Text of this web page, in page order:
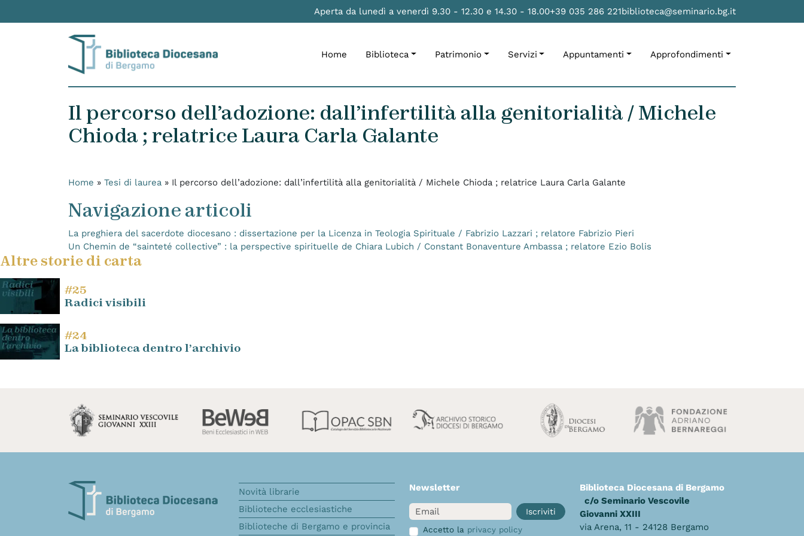
Aperta da lunedì a venerdì 9.30 - 12.30 e 14.30 - 18.00+39 035 286 221biblioteca@seminario.bg.it
Home Biblioteca Patrimonio Servizi Appuntamenti Approfondimenti
Il percorso dell’adozione: dall’infertilità alla genitorialità / Michele
Chioda ; relatrice Laura Carla Galante
Home » Tesi di laurea » Il percorso dell’adozione: dall’infertilità alla genitorialità / Michele Chioda ; relatrice Laura Carla Galante
Navigazione articoli
La preghiera del sacerdote diocesano : dissertazione per la Licenza in Teologia Spirituale / Fabrizio Lazzari ; relatore Fabrizio Pieri
Un Chemin de “sainteté collective” : la perspective spirituelle de Chiara Lubich / Constant Bonaventure Ambassa ; relatore Ezio Bolis
Altre storie di carta
#25
Radici visibili
#24
La biblioteca dentro l’archivio
Novità librarie
Biblioteche ecclesiastiche
Biblioteche di Bergamo e provincia
Newsletter
Email
Iscriviti
Accetto la privacy policy
Biblioteca Diocesana di Bergamo
c/o Seminario Vescovile
Giovanni XXIII
via Arena, 11 - 24128 Bergamo